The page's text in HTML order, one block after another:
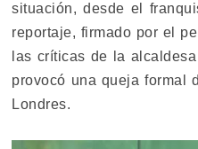
situación, desde el
reportaje, firmado por el
las críticas de la
provocó una queja formal
Londres.